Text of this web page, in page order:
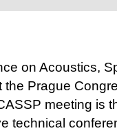
on Acoustics,
Prague
meeting is
technical